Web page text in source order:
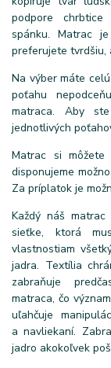
podpore
spánku. Matrac
preferujete tvrdšiu,
Na výber máte
poťahu
matraca. Aby
jednotlivých
Matrac si
disponujeme
Za príplatok je
Každý náš
sieťke, ktorá
vlastnostiam
jadra. Textília
zabraňuje
matraca, čo
uľahčuje
a navliekaní.
jadro akokoľvek